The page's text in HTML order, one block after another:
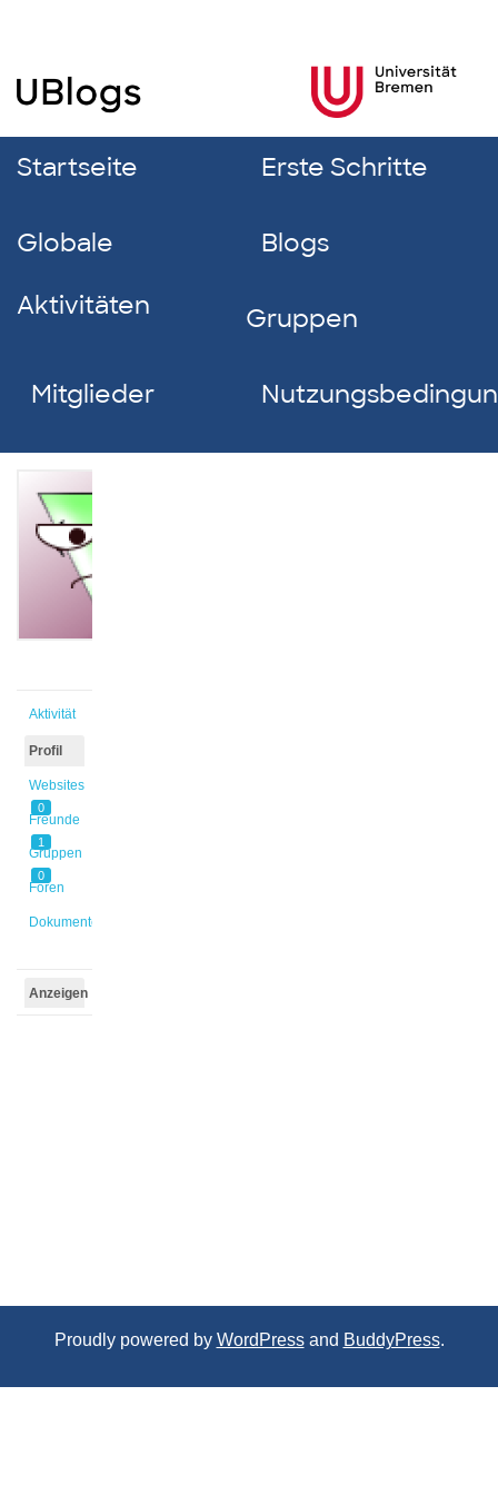
Startseite Erste Schritte
Globale
Aktivitäten
Blogs
Gruppen
Mitglieder
Aktivität
Profil
Websites
0
Freunde
1
Gruppen
0
Foren
Dokumente
Anzeigen
Proudly powered by WordPressand BuddyPress.